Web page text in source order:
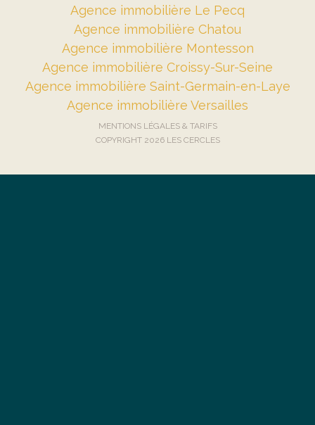
Agence immobilière Le Pecq
Agence immobilière Chatou
Agence immobilière Montesson
Agence immobilière Croissy-Sur-Seine
Agence immobilière Saint-Germain-en-Laye
Agence immobilière Versailles
MENTIONS LÉGALES & TARIFS
COPYRIGHT 2026 LES CERCLES